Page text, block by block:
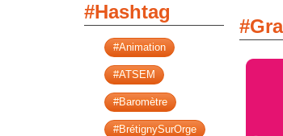
#Hashtag
#Animation
#ATSEM
#Baromètre
#BrétignySurOrge